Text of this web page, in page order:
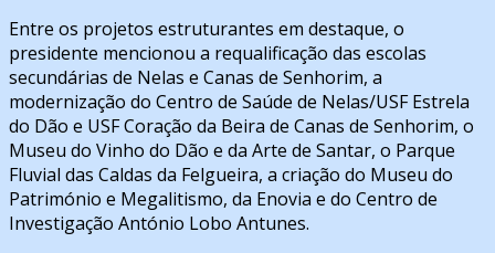
Entre os projetos estruturantes em destaque, o
presidente mencionou a requalificação das escolas
secundárias de Nelas e Canas de Senhorim, a
modernização do Centro de Saúde de Nelas/USF Estrela
do Dão e USF Coração da Beira de Canas de Senhorim, o
Museu do Vinho do Dão e da Arte de Santar, o Parque
Fluvial das Caldas da Felgueira, a criação do Museu do
Património e Megalitismo, da Enovia e do Centro de
Investigação António Lobo Antunes.